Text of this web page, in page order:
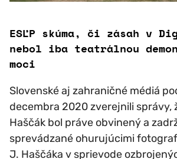
ESĽP skúma, či zásah v
nebol iba teatrálnou
moci
Slovenské aj zahraničné médiá
decembra 2020 zverejnili správy,
Haščák bol práve obvinený a
sprevádzané ohurujúcimi
J. Haščáka v sprievode